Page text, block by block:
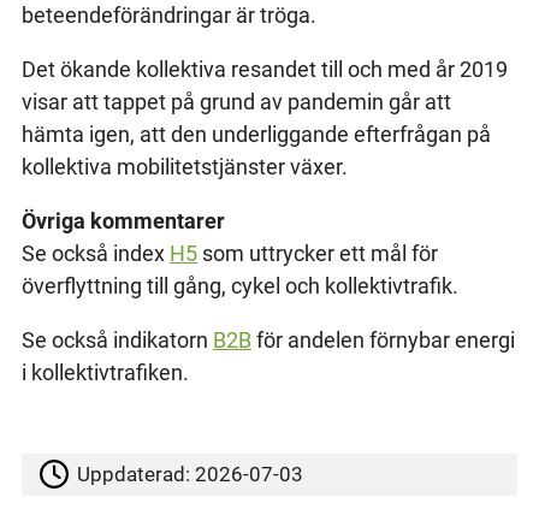
beteendeförändringar är tröga.
Det ökande kollektiva resandet till och med år 2019
visar att tappet på grund av pandemin går att
hämta igen, att den underliggande efterfrågan på
kollektiva mobilitetstjänster växer.
Övriga kommentarer
Se också index H5som uttrycker ett mål för
överflyttning till gång, cykel och kollektivtrafik.
Se också indikatorn B2Bför andelen förnybar energi
i kollektivtrafiken.
Uppdaterad:2026-07-03